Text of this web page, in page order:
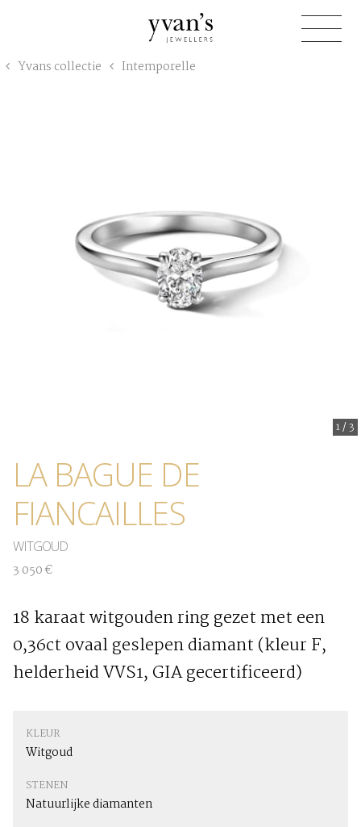
Jewellers
Yvans collectie Intemporelle
1/3
LA BAGUE DE
FIANCAILLES
WITGOUD
3 050 €
18 karaat witgouden ring gezet met een
0,36ct ovaal geslepen diamant (kleur F,
helderheid VVS1, GIA gecertificeerd)
KLEUR
Witgoud
STENEN
Natuurlijke diamanten